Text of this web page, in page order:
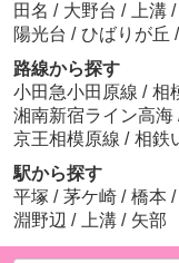
田名 / 大野台 / 上溝 /
陽光台 / ひばりが丘 /
路線から探す
小田急小田原線 / 相
湘南新宿ライン高海
京王相模原線 / 相鉄
駅から探す
平塚 / 茅ケ崎 / 橋本 /
淵野辺 / 上溝 / 矢部